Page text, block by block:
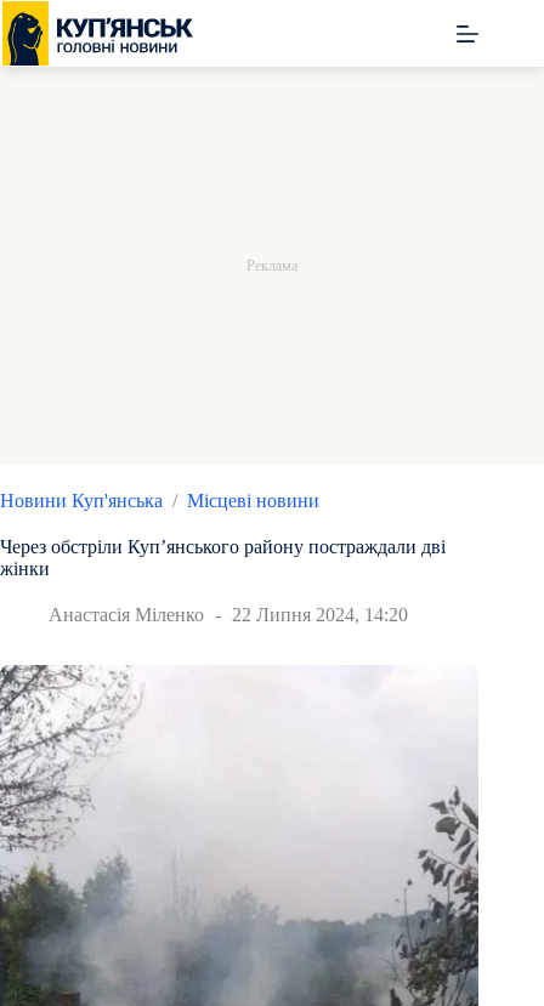
Перейти
до
вмісту
Новини Куп'янська / Місцеві новини
Через обстріли Куп’янського району постраждали дві
жінки
Анастасія Міленко 22 Липня 2024, 14:20